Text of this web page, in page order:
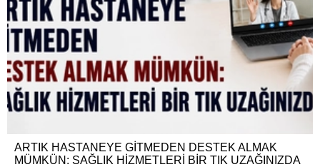
ARTIK HASTANEYE GİTMEDEN DESTEK ALMAK
MÜMKÜN: SAĞLIK HİZMETLERİ BİR TIK UZAĞINIZDA